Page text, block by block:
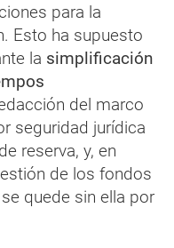
para la
Esto ha supuesto
la simplificación
del marco
seguridad jurídica
reserva, y, en
de los fondos
quede sin ella por